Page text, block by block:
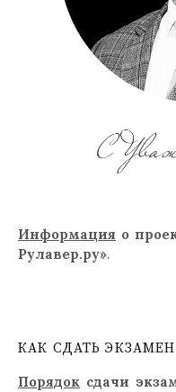
Информация о
Рулавер.ру».
КАК СДАТЬ ЭКЗАМЕН
Порядок сдачи